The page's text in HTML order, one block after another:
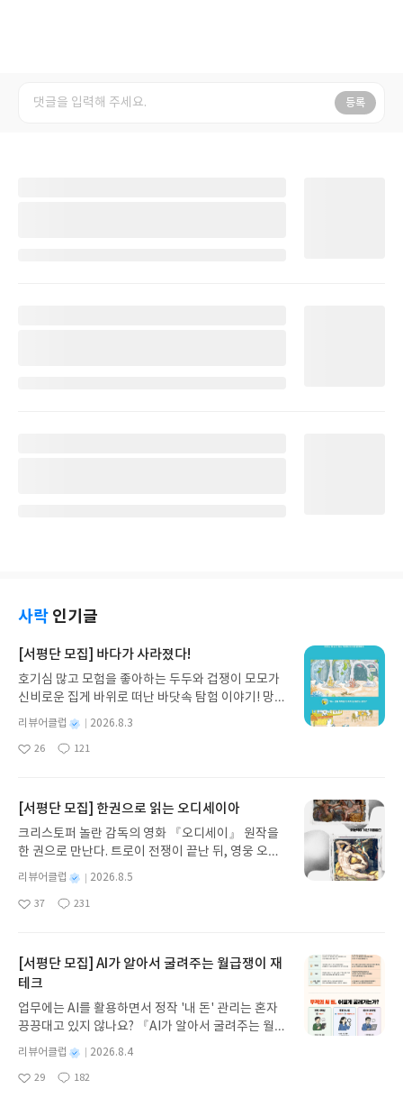
등록
사락 인기글
[서평단 모집] 바다가 사라졌다!
호기심 많고 모험을 좋아하는 두두와 겁쟁이 모모가
신비로운 집게 바위로 떠난 바닷속 탐험 이야기! 망둥
이, 소라게, 낙지 같은 바다 친구들과 신나게 놀던 중
갑자기 거대해진 집게 바위의 비밀을 마주하게 되는
데, 과연 바다에 무슨 일이 벌어진 걸까요? 상상력을
빛 예스24 바로가기 닫기모집인원 : 20명신청기간 :
2026.08.03 ~ 2026.08.07발표일자 : 2026.08.13리
뷰 작성기한 : 도서/상품 받고 2주 이내 ▶ 주소/연락
처 업데이트 : 신청 전 상품 받으실 주소/연락처를 업
데이트 해주세요! (선정 후 수정 불가)▶ 서평단 신청
방법 : 기대평 댓글을 작성해주세요! 먼저 작성한 리
뷰를 올려주시면 당첨확률이 올라갑니다!! ※ 신청
되어 별도로 개설하지 않으셔도 됩니다. ▶ 도서/상
품 발송- 도서/상품은 최근 배송지가 아닌 회원정보
상의 주소/연락처 (클릭 시 수정 가능)로 발송됩니다.
- 주소/연락처에 문제가 있을 시 선정에서 제외되거
뷰 작성- 도서/상품을 받고 2주 이내 리뷰를 작성해
주셔야 합니다. (포스트가 아닌 '리뷰'로 작성)- 기간
별
리뷰어클럽
성
2026.8.3
좋
26
댓
121
작
[서평단 모집] 한권으로 읽는 오디세이아
크리스토퍼 놀란 감독의 영화 『오디세이』 원작을
한 권으로 만난다. 트로이 전쟁이 끝난 뒤, 영웅 오디
세우스는 고향 이타케로 돌아가기 위해 키클롭스, 마
녀 키르케, 세이렌의 노래, 포세이돈의 분노를 헤쳐
나간다. 그리스 철학 전공자인 옮긴이가 호메로스의
지 않고 끝까지 읽을 수 있다. 3천 년을 이어 온 귀향
과 모험의 대서사시가 가장 읽기 편한 번역으로 새롭
스 저/육혜원 역출판사이화북스 예스24 바로가기 닫
기모집인원 : 5명신청기간 : 2026.08.05 ~ 2026.08.
09발표일자 : 2026.08.13리뷰 작성기한 : 도서/상품
품 받으실 주소/연락처를 업데이트 해주세요! (선정
별
리뷰어클럽
성
2026.8.5
좋
37
댓
231
작
[서평단 모집] AI가 알아서 굴려주는 월급쟁이 재
테크
업무에는 AI를 활용하면서 정작 '내 돈' 관리는 혼자
끙끙대고 있지 않나요? 『AI가 알아서 굴려주는 월급
쟁이 재테크』는 챗GPT·클로드·제미나이·퍼플렉시
티를 나만의 재테크 팀으로 만드는 실전 가이드입니
다. 재무 진단부터 주식 투자, 부동산, 절세, 자산 관
별
리뷰어클럽
성
2026.8.4
좋
29
댓
182
작